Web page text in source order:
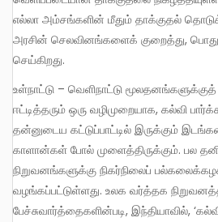
எல்லா அம்சங்களின் மீதும் தாக்குதல்
அரசின் செலவினங்களைக் குறைத்து,
செய்கிறது.
உள்நாட்டு – வெளிநாட்டு மூலதனங்களுக்குத் தொடர்ந்து லாபத்தை
ஈட்டித்தரும் ஒரு வழிமுறையாக, கல்வி
தன்னுடைய கட்டுப்பாட்டில் இருக்கும்
காளான்கள் போல் முளைத்திருக்கும். பல
நிறுவனங்களுக்கு நிகர்நிலைப்
வழங்கப்பட்டுள்ளது. உலக வர்த்தக
பேச்சுவார்த்தைகளின்படி, இந்தியாவில்,